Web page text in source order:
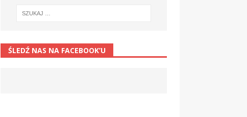
ŚLEDŹ NAS NA FACEBOOK’U